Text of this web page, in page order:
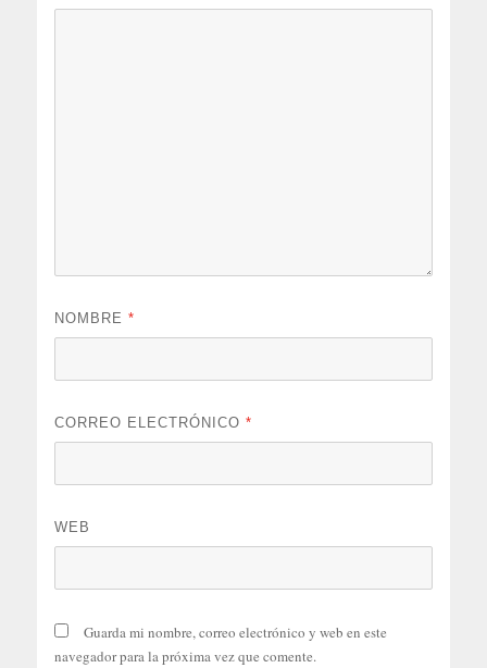
NOMBRE*
CORREO ELECTRÓNICO*
WEB
Guarda mi nombre, correo electrónico y web en este
navegador para la próxima vez que comente.